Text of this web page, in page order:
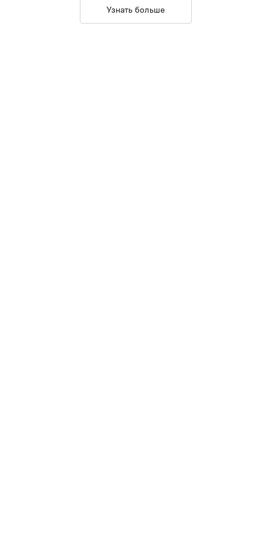
Узнать больше